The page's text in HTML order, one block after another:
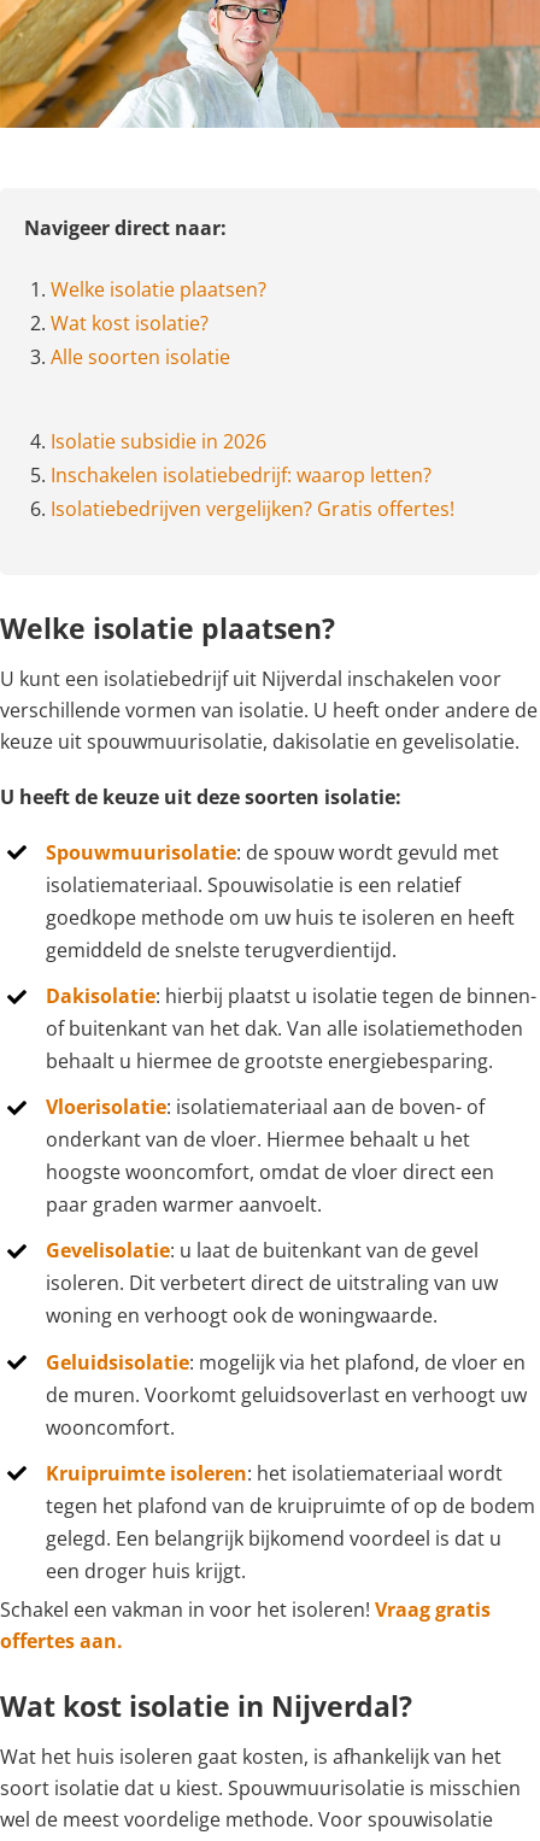
Navigeer direct naar:
1. Welke isolatie plaatsen?
2. Wat kost isolatie?
3. Alle soorten isolatie
4. Isolatie subsidie in 2026
5. Inschakelen isolatiebedrijf: waarop letten?
6. Isolatiebedrijven vergelijken? Gratis offertes!
Welke isolatie plaatsen?
U kunt een isolatiebedrijf uit Nijverdal inschakelen voor
verschillende vormen van isolatie. U heeft onder andere de
keuze uit spouwmuurisolatie, dakisolatie en gevelisolatie.
U heeft de keuze uit deze soorten isolatie:
Spouwmuurisolatie: de spouw wordt gevuld met
isolatiemateriaal. Spouwisolatie is een relatief
goedkope methode om uw huis te isoleren en heeft
gemiddeld de snelste terugverdientijd.
Dakisolatie: hierbij plaatst u isolatie tegen de binnen-
of buitenkant van het dak. Van alle isolatiemethoden
behaalt u hiermee de grootste energiebesparing.
Vloerisolatie: isolatiemateriaal aan de boven- of
onderkant van de vloer. Hiermee behaalt u het
hoogste wooncomfort, omdat de vloer direct een
paar graden warmer aanvoelt.
Gevelisolatie: u laat de buitenkant van de gevel
isoleren. Dit verbetert direct de uitstraling van uw
woning en verhoogt ook de woningwaarde.
Geluidsisolatie: mogelijk via het plafond, de vloer en
de muren. Voorkomt geluidsoverlast en verhoogt uw
wooncomfort.
Kruipruimte isoleren: het isolatiemateriaal wordt
tegen het plafond van de kruipruimte of op de bodem
gelegd. Een belangrijk bijkomend voordeel is dat u
een droger huis krijgt.
Schakel een vakman in voor het isoleren! Vraag gratis
offertes aan.
Wat kost isolatie in Nijverdal?
Wat het huis isoleren gaat kosten, is afhankelijk van het
soort isolatie dat u kiest. Spouwmuurisolatie is misschien
wel de meest voordelige methode. Voor spouwisolatie